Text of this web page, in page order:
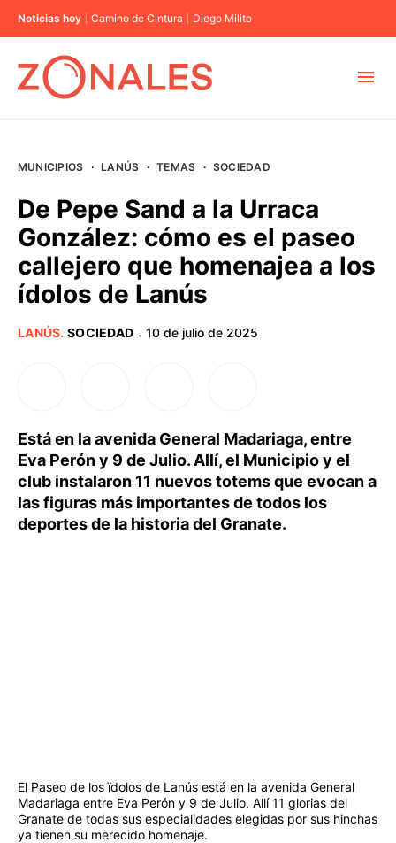
Noticias hoy Camino de Cintura Diego Milito
BUENOS AIRES
PROVINCIAS
MUNICIPIOS · LANÚS · TEMAS · SOCIEDAD
De Pepe Sand a la Urraca
González: cómo es el paseo
callejero que homenajea a los
ídolos de Lanús
LANÚS. SOCIEDAD · 10 de julio de 2025
Está en la avenida General Madariaga, entre
Eva Perón y 9 de Julio. Allí, el Municipio y el
club instalaron 11 nuevos totems que evocan a
las figuras más importantes de todos los
deportes de la historia del Granate.
El Paseo de los ïdolos de Lanús está en la avenida General
Madariaga entre Eva Perón y 9 de Julio. Allí 11 glorias del
Granate de todas sus especialidades elegidas por sus hinchas
ya tienen su merecido homenaje.